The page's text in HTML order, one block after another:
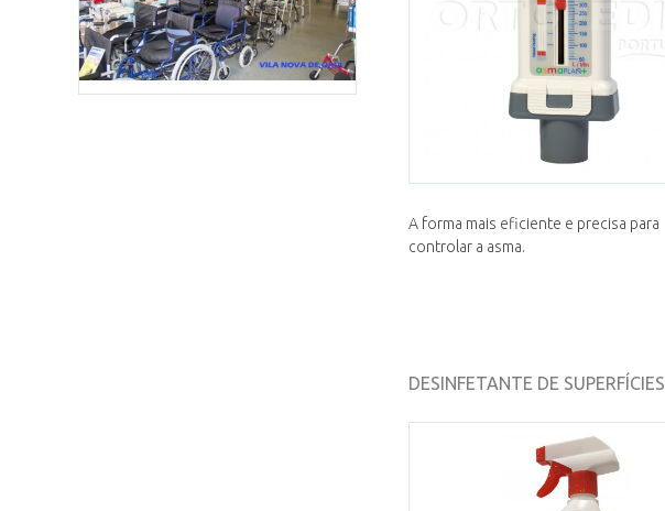
A forma mais eficiente e precisa para
controlar a asma.
DESINFETANTE DE SUPERFÍCIES